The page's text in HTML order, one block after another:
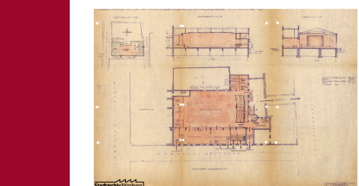
FÜRTH
LAUF A.D. PEGNITZ
NEUMARKT I.D.OPF.
NÜRNBERG
PEGNITZ
20.-21. JAHRHUNDERT